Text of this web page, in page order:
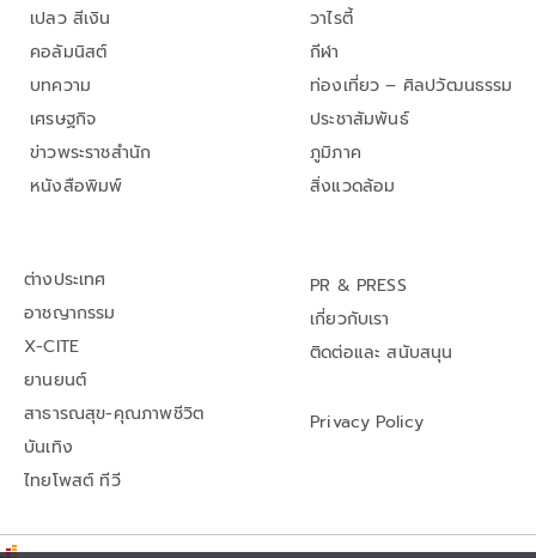
เปลว สีเงิน
คอลัมนิสต์
บทความ
เศรษฐกิจ
ข่าวพระราชสำนัก
หนังสือพิมพ์
วาไรตี้
กีฬา
ท่องเที่ยว – ศิลปวัฒนธรรม
ประชาสัมพันธ์
ภูมิภาค
สิ่งแวดล้อม
ต่างประเทศ
อาชญากรรม
X-CITE
ยานยนต์
สาธารณสุข-คุณภาพชีวิต
บันเทิง
ไทยโพสต์ ทีวี
PR & PRESS
เกี่ยวกับเรา
ติดต่อและ สนับสนุน
Privacy Policy